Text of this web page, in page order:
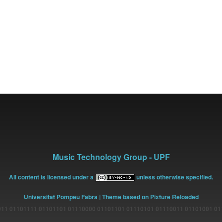
Music Technology Group - UPF
All content is licensed under a unless otherwise specified.
Universitat Pompeu Fabra | Theme based on Pixture Reloaded